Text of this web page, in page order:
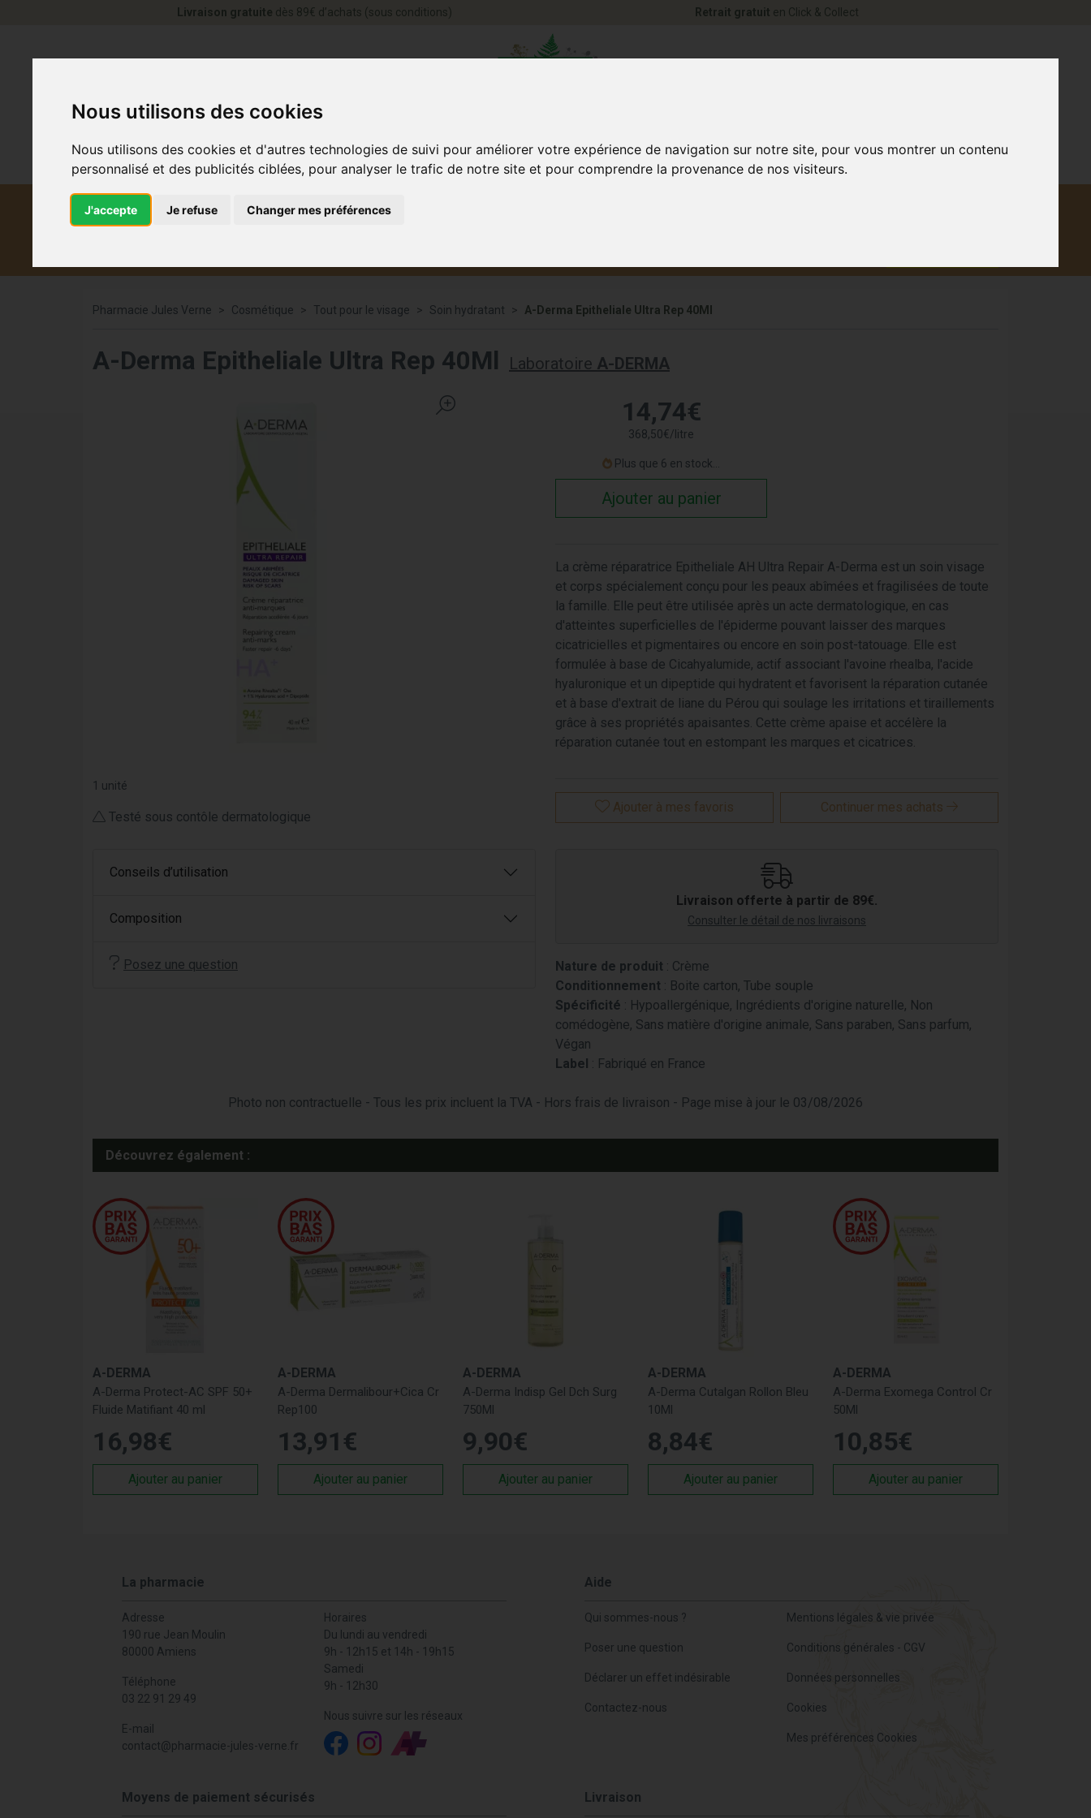
Nous utilisons des cookies
Nous utilisons des cookies et d'autres technologies de suivi pour améliorer votre expérience de navigation sur notre site, pour vous montrer un contenu
personnalisé et des publicités ciblées, pour analyser le trafic de notre site et pour comprendre la provenance de nos visiteurs.
J'accepte Je refuse Changer mes préférences
Livraison gratuite dès 89€ d’achats (sous conditions) Retrait gratuit en Click & Collect
Pharmacie Jules Verne Cosmétique Tout pour le visage Soin hydratant A-Derma Epitheliale Ultra Rep 40Ml
A-Derma Epitheliale Ultra Rep 40Ml Laboratoire A-DERMA
1 unité
Testé sous contôle dermatologique
14,74€
368,50€/ litre
Plus que 6 en stock...
Ajouter au panier
La crème réparatrice Epitheliale AH Ultra Repair A-Derma est un soin visage
et corps spécialement conçu pour les peaux abîmées et fragilisées de toute
la famille. Elle peut être utilisée après un acte dermatologique, en cas
d'atteintes superficielles de l'épiderme pouvant laisser des marques
cicatricielles et pigmentaires ou encore en soin post-tatouage. Elle est
formulée à base de Cicahyalumide, actif associant l'avoine rhealba, l'acide
hyaluronique et un dipeptide qui hydratent et favorisent la réparation cutanée
et à base d'extrait de liane du Pérou qui soulage les irritations et tiraillements
grâce à ses propriétés apaisantes. Cette crème apaise et accélère la
réparation cutanée tout en estompant les marques et cicatrices.
Ajouter à mes favoris Continuer mes achats
Conseils d’utilisation
Composition
Posez une question
Livraison offerte à partir de 89€.
Consulter le détail de nos livraisons
Nature de produit : Crème
Conditionnement : Boite carton, Tube souple
Spécificité : Hypoallergénique, Ingrédients d'origine naturelle, Non
comédogène, Sans matière d'origine animale, Sans paraben, Sans parfum,
Végan
Label : Fabriqué en France
Photo non contractuelle - Tous les prix incluent la TVA - Hors frais de livraison - Page mise à jour le 03/08/2026
Découvrez également :
A-DERMA
A-Derma Protect-AC SPF 50+
Fluide Matifiant 40 ml
16,98€
Ajouter au panier
A-DERMA
A-Derma Dermalibour+Cica Cr
Rep100
13,91 €
Ajouter au panier
A-DERMA
A-Derma Indisp Gel Dch Surg
750Ml
9,90€
Ajouter au panier
A-DERMA
A-Derma Cutalgan Rollon Bleu
10Ml
8,84€
Ajouter au panier
A-DERMA
A-Derma Exomega Control Cr
50Ml
10,85€
Ajouter au panier
La pharmacie
Adresse
190 rue Jean Moulin
80000 Amiens
Téléphone
03 22 91 29 49
E-mail
contact@pharmacie-jules-verne.fr
Horaires
Du lundi au vendredi
9h - 12h15 et 14h - 19h15
Samedi
9h - 12h30
Nous suivre sur les réseaux
Aide
Qui sommes-nous ?
Poser une question
Déclarer un effet indésirable
Contactez-nous
Mentions légales & vie privée
Conditions générales - CGV
Données personnelles
Cookies
Mes préférences Cookies
Moyens de paiement sécurisés Livraison